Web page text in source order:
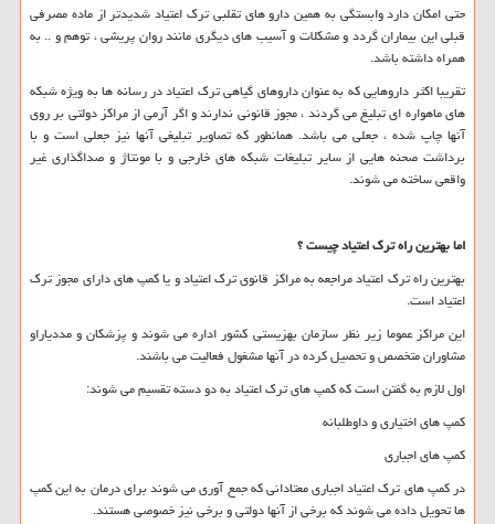
حتی امکان دارد وابستگی به همین دارو های تقلبی ترک اعتیاد شدیدتر از ماده مصرفی
قبلی این بیماران گردد و مشکلات و آسیب های دیگری مانند روان پریشی ، توهم و .. به
همراه داشته باشد.
تقریبا اکثر داروهایی که به عنوان داروهای گیاهی ترک اعتیاد در رسانه ها به ویژه شبکه
های ماهواره ای تبلیغ می گردند ، مجوز قانونی ندارند و اگر آرمی از مراکز دولتی بر روی
آنها چاپ شده ، جعلی می باشد. همانطور که تصاویر تبلیغی آنها نیز جعلی است و با
برداشت صحنه هایی از سایر تبلیغات شبکه های خارجی و با مونتاژ و صداگذاری غیر
واقعی ساخته می شوند.
اما بهترین راه ترک اعتیاد چیست ؟
بهترین راه ترک اعتیاد مراجعه به مراکز قانوی ترک اعتیاد و یا کمپ های دارای مجوز ترک
اعتیاد است.
این مراکز عموما زیر نظر سازمان بهزیستی کشور اداره می شوند و پزشکان و مددیاراو
مشاوران متخصص و تحصیل کرده در آنها مشغول فعالیت می باشند.
اول لازم به گفتن است که کمپ های ترک اعتیاد به دو دسته تقسیم می شوند:
کمپ های اختیاری و داوطلبانه
کمپ های اجباری
در کمپ های ترک اعتیاد اجباری معتادانی که جمع آوری می شوند برای درمان به این کمپ
ها تحویل داده می شوند که برخی از آنها دولتی و برخی نیز خصوصی هستند.